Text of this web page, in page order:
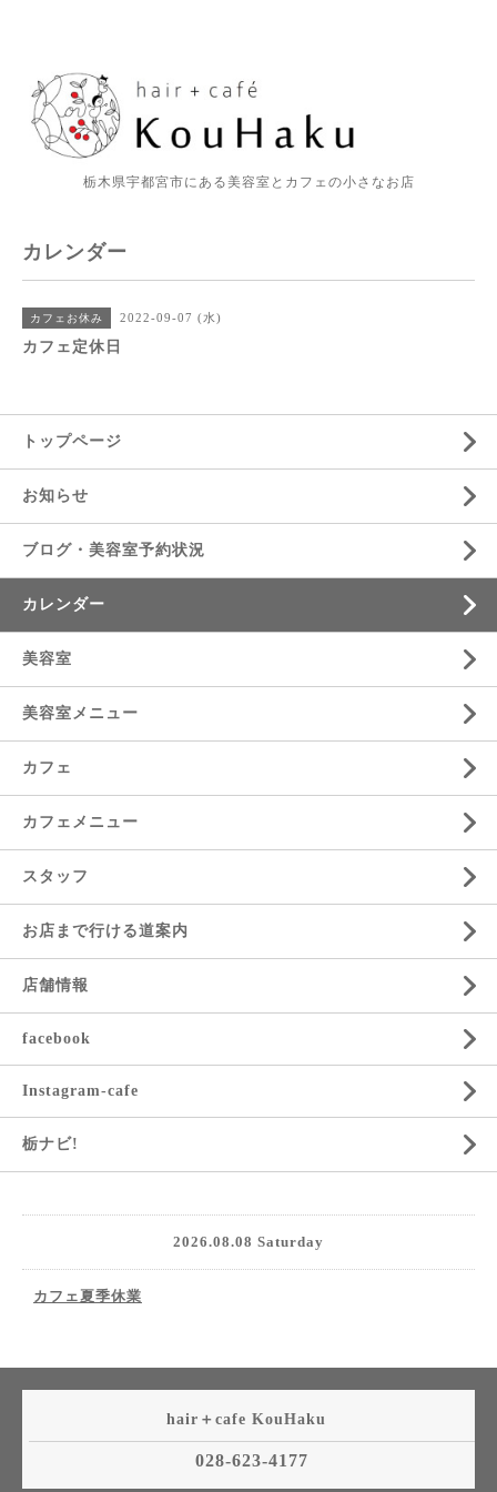
栃木県宇都宮市にある美容室とカフェの小さなお店
カレンダー
カフェお休み 2022-09-07 (水)
カフェ定休日
トップページ
お知らせ
ブログ・美容室予約状況
カレンダー
美容室
美容室メニュー
カフェ
カフェメニュー
スタッフ
お店まで行ける道案内
店舗情報
facebook
Instagram-cafe
栃ナビ!
2026.08.08 Saturday
カフェ夏季休業
hair＋cafe KouHaku
028-623-4177